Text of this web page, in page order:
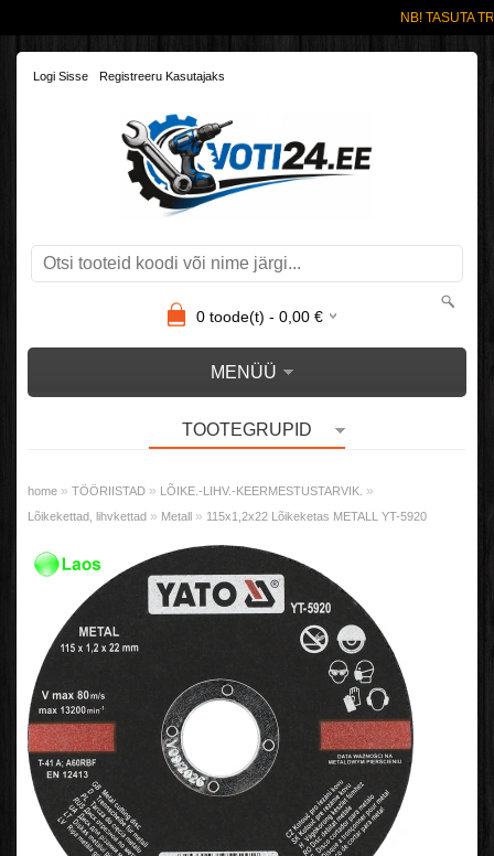
NB! TASUTA
Logi Sisse Registreeru Kasutajaks
0toode(t) - 0,00€
MENÜÜ
TOOTEGRUPID
home » TÖÖRIISTAD » LÕIKE.-LIHV.-KEERMESTUSTARVIK. »
Lõikekettad, lihvkettad » Metall » 115x1,2x22 Lõikeketas METALL YT-5920